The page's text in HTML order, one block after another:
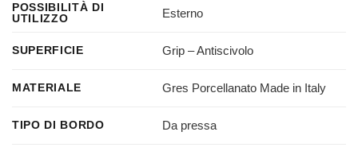
POSSIBILITÀ DI
UTILIZZO
Esterno
SUPERFICIE Grip – Antiscivolo
MATERIALE Gres Porcellanato Made in Italy
TIPO DI BORDO Da pressa